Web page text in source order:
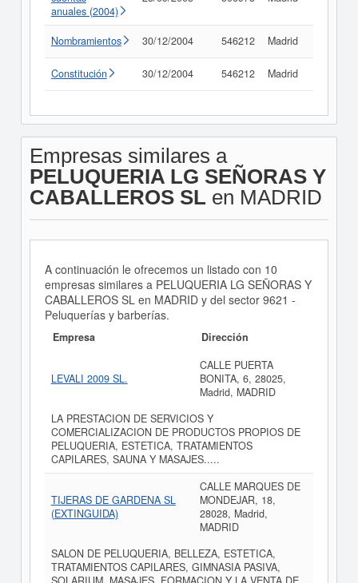
anuales (2004)
Nombramientos 30/12/2004 546212 Madrid
Constitución 30/12/2004 546212 Madrid
Empresas similares a
PELUQUERIA LG SEÑORAS Y
CABALLEROS SL en MADRID
A continuación le ofrecemos un listado con 10
empresas similares a PELUQUERIA LG SEÑORAS Y
CABALLEROS SL en MADRID y del sector 9621 -
Peluquerías y barberías.
Empresa Dirección
LEVALI 2009 SL.
CALLE PUERTA
BONITA, 6, 28025,
Madrid, MADRID
LA PRESTACION DE SERVICIOS Y
COMERCIALIZACION DE PRODUCTOS PROPIOS DE
PELUQUERIA, ESTETICA, TRATAMIENTOS
CAPILARES, SAUNA Y MASAJES.....
TIJERAS DE GARDENA SL
(EXTINGUIDA)
CALLE MARQUES DE
MONDEJAR, 18,
28028, Madrid,
MADRID
SALON DE PELUQUERIA, BELLEZA, ESTETICA,
TRATAMIENTOS CAPILARES, GIMNASIA PASIVA,